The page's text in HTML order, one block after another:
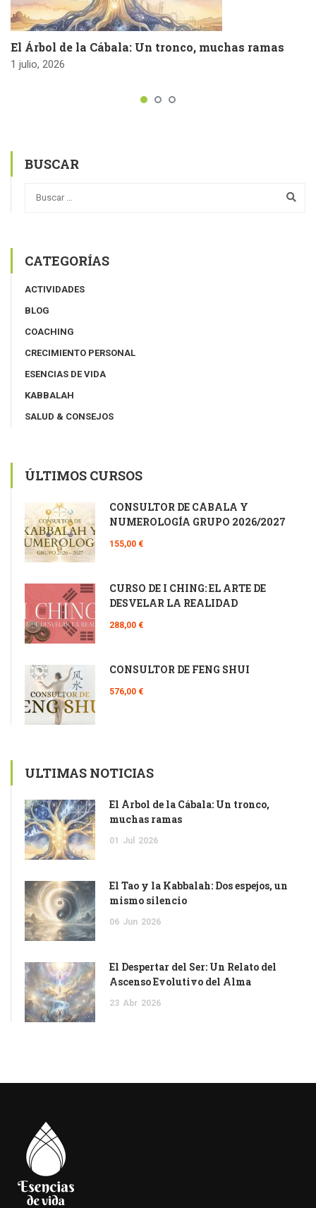
El Árbol de la Cábala: Un tronco, muchas ramas
1 julio, 2026
BUSCAR
CATEGORÍAS
ACTIVIDADES
BLOG
COACHING
CRECIMIENTO PERSONAL
ESENCIAS DE VIDA
KABBALAH
SALUD & CONSEJOS
ÚLTIMOS CURSOS
CONSULTOR DE CÁBALA Y
NUMEROLOGÍA GRUPO 2026/2027
155,00 €
CURSO DE I CHING: EL ARTE DE
DESVELAR LA REALIDAD
288,00 €
CONSULTOR DE FENG SHUI
576,00 €
ULTIMAS NOTICIAS
El Árbol de la Cábala: Un tronco,
muchas ramas
01 Jul 2026
El Tao y la Kabbalah: Dos espejos, un
mismo silencio
06 Jun 2026
El Despertar del Ser: Un Relato del
Ascenso Evolutivo del Alma
23 Abr 2026